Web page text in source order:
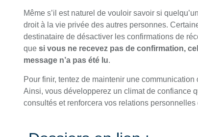
Même s’il est naturel de vouloir savoir si
droit à la vie privée des autres personnes.
destinataire de désactiver les confirmations de
que si vous ne recevez pas de confirmation,
message n’a pas été lu.
Pour finir, tentez de maintenir une
Ainsi, vous développerez un climat de confiance
consultés et renforcera vos relations